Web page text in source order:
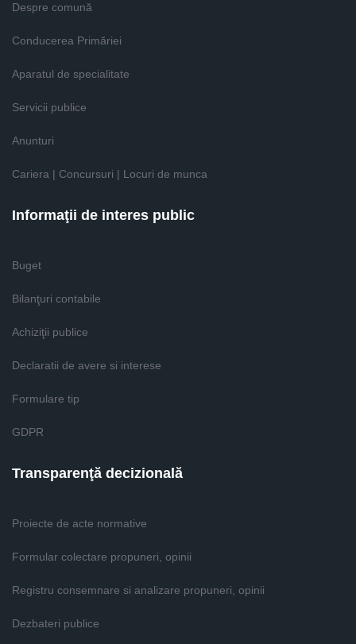
Despre comună
Conducerea Primăriei
Aparatul de specialitate
Servicii publice
Anunturi
Cariera | Concursuri | Locuri de munca
Informaţii de interes public
Buget
Bilanţuri contabile
Achiziţii publice
Declaratii de avere si interese
Formulare tip
GDPR
Transparenţă decizională
Proiecte de acte normative
Formular colectare propuneri, opinii
Registru consemnare si analizare propuneri, opinii
Dezbateri publice